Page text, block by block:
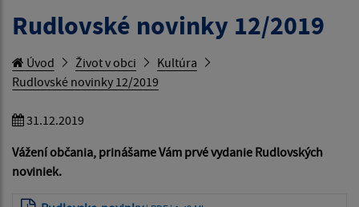
Rudlovské novinky 12/2019
Úvod Život v obci
Kultúra
Rudlovské novinky 12/2019
31.12.2019
Vážení občania, prinášame Vám prvé vydanie Rudlovských
noviniek.